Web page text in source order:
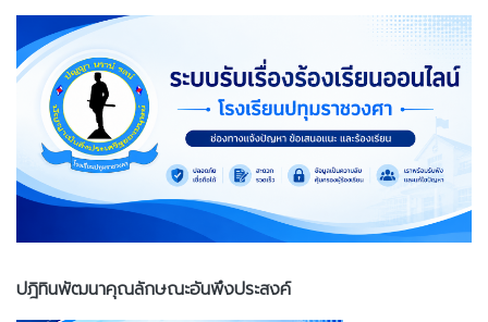
ปฎิทินพัฒนาคุณลักษณะอันพึงประสงค์